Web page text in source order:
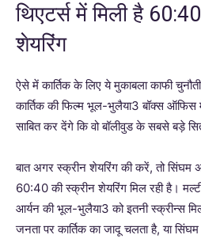
थिएटर्स में मिली है
शेयरिंग
ऐसे में कार्तिक के लिए ये मुकाबला काफी
कार्तिक की फिल्म भूल-भुलैया3 बॉक्स
साबित कर देंगे कि वो बॉलीवुड के सबसे बड़े
बात अगर स्क्रीन शेयरिंग की करें, तो
60:40 की स्क्रीन शेयरिंग मिल रही है।
आर्यन की भूल-भुलैया3 को इतनी स्क्रीन्स
जनता पर कार्तिक का जादू चलता है, या